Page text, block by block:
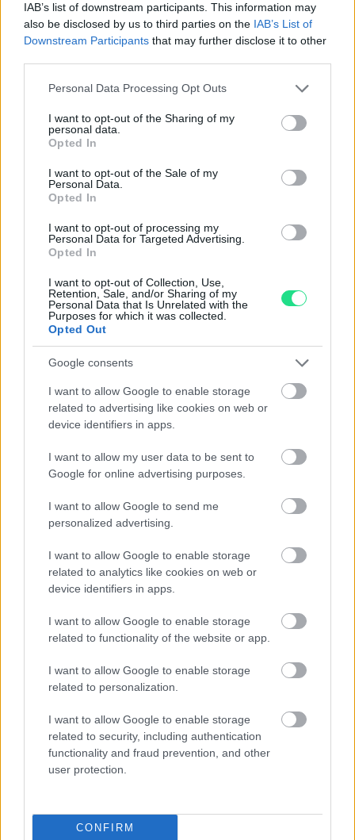
IAB’s list of downstream participants. This information may
also be disclosed by us to third parties on the IAB’s List of
Downstream Participants that may further disclose it to other
Please note that this website/app uses one or more Google
not limited to your visit or usage behaviour. You may click to
grant or deny consent to Google and its third-party tags to
use your data for below specified purposes in below Google
consent section.
Personal Data Processing Opt Outs
I want to opt-out of the Sharing of my
personal data.
Opted In
I want to opt-out of the Sale of my
Personal Data.
Opted In
I want to opt-out of processing my
Personal Data for Targeted Advertising.
Opted In
I want to opt-out of Collection, Use,
Retention, Sale, and/or Sharing of my
Personal Data that Is Unrelated with the
Purposes for which it was collected.
Opted Out
Google consents
I want to allow Google to enable storage
related to advertising like cookies on web or
device identifiers in apps.
I want to allow my user data to be sent to
Google for online advertising purposes.
I want to allow Google to send me
personalized advertising.
I want to allow Google to enable storage
related to analytics like cookies on web or
device identifiers in apps.
I want to allow Google to enable storage
related to functionality of the website or app.
I want to allow Google to enable storage
related to personalization.
I want to allow Google to enable storage
related to security, including authentication
functionality and fraud prevention, and other
user protection.
CONFIRM
Garanzia di due annisui prodotti usati, verificati dal
nostro laboratorio di assistenza.
Reso facile e gratuitoentro 28 giorni.
Per maggiori dettagli consultate la nostra
Guida
all'acquisto.
Contattaci per richiedere maggiori
informazioni o prenotare una
Cognome e Nome *
Numero di telefono
*
Consenso al
trattamento dati